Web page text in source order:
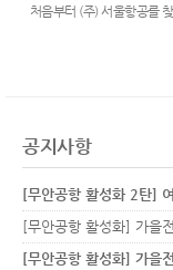
처음부터 (주) 서울항공를
공지사항
[무안공항 활성화 2탄]
[무안공항 활성화] 가을
[무안공항 활성화] 가을